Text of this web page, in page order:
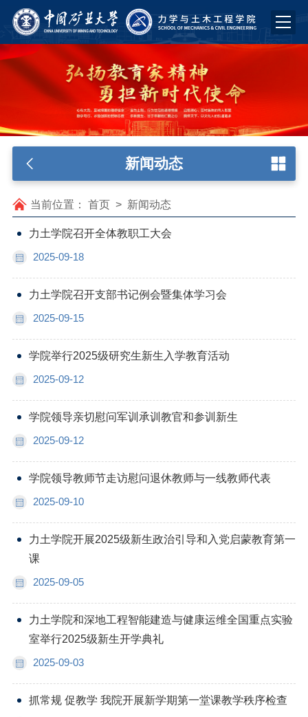
新闻动态
当前位置： 首页> 新闻动态
力土学院召开全体教职工大会
2025-09-18
力土学院召开支部书记例会暨集体学习会
2025-09-15
学院举行2025级研究生新生入学教育活动
2025-09-12
学院领导亲切慰问军训承训教官和参训新生
2025-09-12
学院领导教师节走访慰问退休教师与一线教师代表
2025-09-10
力土学院开展2025级新生政治引导和入党启蒙教育第一
课
2025-09-05
力土学院和深地工程智能建造与健康运维全国重点实验
室举行2025级新生开学典礼
2025-09-03
抓常规 促教学 我院开展新学期第一堂课教学秩序检查